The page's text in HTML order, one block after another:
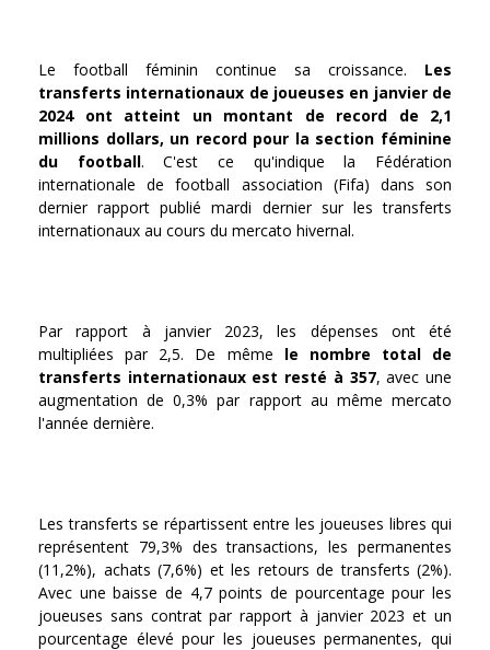
Le football féminin continue sa croissance. Les
transferts internationaux de joueuses en janvier de
2024 ont atteint un montant de record de 2,1
millions dollars, un record pour la section féminine
du football. C'est ce qu'indique la Fédération
internationale de football association (Fifa) dans son
dernier rapport publié mardi dernier sur les transferts
internationaux au cours du mercato hivernal.
Par rapport à janvier 2023, les dépenses ont été
multipliées par 2,5. De même le nombre total de
transferts internationaux est resté à 357, avec une
augmentation de 0,3% par rapport au même mercato
l'année dernière.
Les transferts se répartissent entre les joueuses libres qui
représentent 79,3% des transactions, les permanentes
(11,2%), achats (7,6%) et les retours de transferts (2%).
Avec une baisse de 4,7 points de pourcentage pour les
joueuses sans contrat par rapport à janvier 2023 et un
pourcentage élevé pour les joueuses permanentes, qui